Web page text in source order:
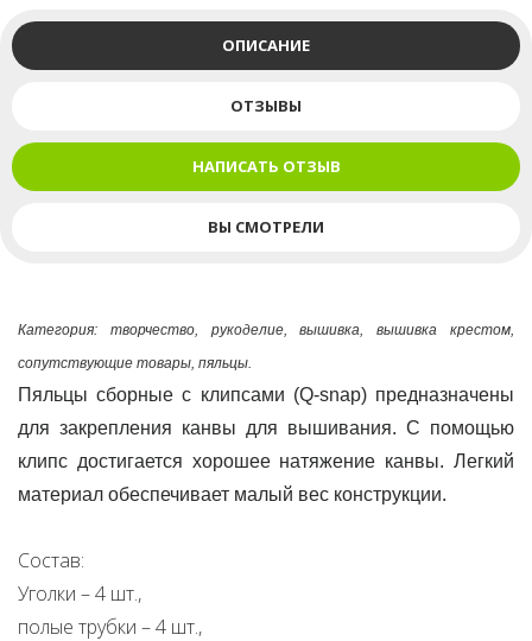
ОПИСАНИЕ
ОТЗЫВЫ
НАПИСАТЬ ОТЗЫВ
ВЫ СМОТРЕЛИ
Категория: творчество, рукоделие, вышивка, вышивка крестом,
сопутствующие товары, пяльцы.
Пяльцы сборные с клипсами (Q-snap) предназначены
для закрепления канвы для вышивания. С помощью
клипс достигается хорошее натяжение канвы. Легкий
материал обеспечивает малый вес конструкции.
Состав:
Уголки – 4 шт.,
полые трубки – 4 шт.,